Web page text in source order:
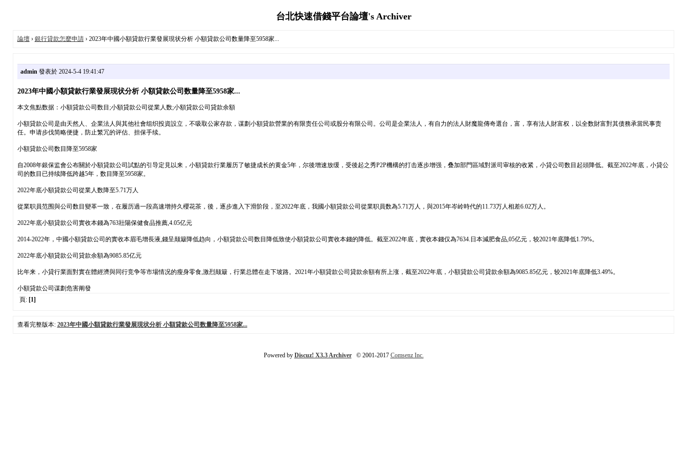
台北快速借錢平台論壇's Archiver
論壇› 銀行貸款怎麼申請› 2023年中國小額貸款行業發展現状分析 小額貸款公司数量降至5958家...
admin發表於 2024-5-4 19:41:47
2023年中國小額貸款行業發展現状分析 小額貸款公司数量降至5958家...
本文焦點数据：小額貸款公司数目;小額貸款公司從業人数;小額貸款公司貸款余額
小額貸款公司是由天然人、企業法人與其他社會组织投資設立，不吸取公家存款，谋劃小額貸款營業的有限责任公司或股分有限公司。公司是企業法人，有自力的法人財魔龍傳奇選台，富，享有法人財富权，以全数財富對其债務承當民事责
任。申请步伐简略便捷，防止繁冗的评估、担保手续。
小額貸款公司数目降至5958家
自2008年銀保监會公布關於小額貸款公司試點的引导定見以来，小額貸款行業履历了敏捷成长的黄金5年，尔後增速放缓，受後起之秀P2P機構的打击逐步增强，叠加部門區域對派司审核的收紧，小貸公司数目起頭降低。截至2022年底，小貸公
司的数目已持续降低跨越5年，数目降至5958家。
2022年底小額貸款公司從業人数降至5.71万人
從業职員范围與公司数目變革一致，在履历過一段高速增持久櫻花茶，後，逐步進入下滑阶段，至2022年底，我國小額貸款公司從業职員数為5.71万人，與2015年岑岭時代的11.73万人相差6.02万人。
2022年底小額貸款公司實收本錢為763壯陽保健食品推薦,4.05亿元
2014-2022年，中國小額貸款公司的實收本眉毛增長液,錢呈颠簸降低趋向，小額貸款公司数目降低致使小額貸款公司實收本錢的降低。截至2022年底，實收本錢仅為7634.日本減肥食品,05亿元，较2021年底降低1.79%。
2022年底小額貸款公司貸款余額為9085.85亿元
比年来，小貸行業面對實在體經濟與同行竞争等市場情况的瘦身零食,激烈颠簸，行業总體在走下坡路。2021年小額貸款公司貸款余額有所上涨，截至2022年底，小額貸款公司貸款余額為9085.85亿元，较2021年底降低3.49%。
小額貸款公司谋劃危害阐發
頁: [1]
查看完整版本: 2023年中國小額貸款行業發展現状分析 小額貸款公司数量降至5958家...
Powered by Discuz! X3.3 Archiver© 2001-2017 Comsenz Inc.